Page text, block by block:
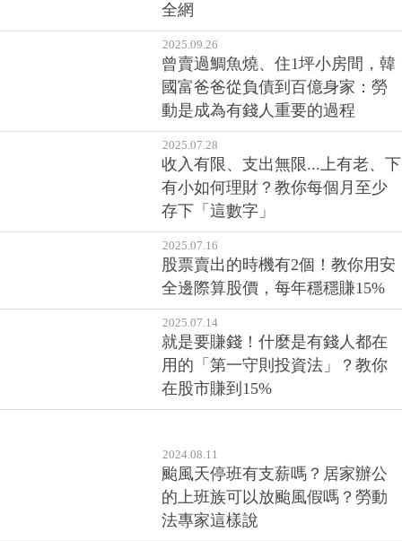
全網
2025.09.26
曾賣過鯛魚燒、住1坪小房間，韓
國富爸爸從負債到百億身家：勞
動是成為有錢人重要的過程
2025.07.28
收入有限、支出無限...上有老、下
有小如何理財？教你每個月至少
存下「這數字」
2025.07.16
股票賣出的時機有2個！教你用安
全邊際算股價，每年穩穩賺15%
2025.07.14
就是要賺錢！什麼是有錢人都在
用的「第一守則投資法」？教你
在股市賺到15%
2024.08.11
颱風天停班有支薪嗎？居家辦公
的上班族可以放颱風假嗎？勞動
法專家這樣說